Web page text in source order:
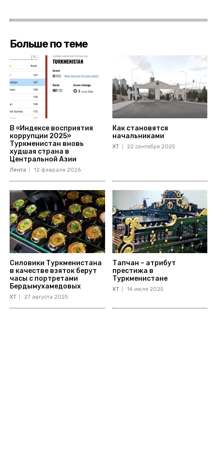
Больше по теме
В «Индексе восприятия
коррупции 2025»
Туркменистан вновь
худшая страна в
Центральной Азии
Лента 12 февраля 2026
Как становятся
начальниками
ХТ 22 сентября 2025
Силовики Туркменистана
в качестве взяток берут
часы с портретами
Бердымухамедовых
ХТ 27 августа 2025
Тапчан – атрибут
престижа в
Туркменистане
ХТ 14 июля 2025